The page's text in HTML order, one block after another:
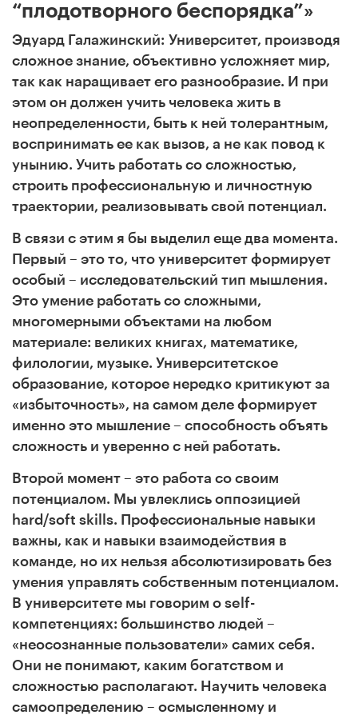
“плодотворного беспорядка”»
Эдуард Галажинский: Университет, производя
сложное знание, объективно усложняет мир,
так как наращивает его разнообразие. И при
этом он должен учить человека жить в
неопределенности, быть к ней толерантным,
воспринимать ее как вызов, а не как повод к
унынию. Учить работать со сложностью,
строить профессиональную и личностную
траектории, реализовывать свой потенциал.
В связи с этим я бы выделил еще два момента.
Первый – это то, что университет формирует
особый – исследовательский тип мышления.
Это умение работать со сложными,
многомерными объектами на любом
материале: великих книгах, математике,
филологии, музыке. Университетское
образование, которое нередко критикуют за
«избыточность», на самом деле формирует
именно это мышление – способность объять
сложность и уверенно с ней работать.
Второй момент – это работа со своим
потенциалом. Мы увлеклись оппозицией
hard/soft skills. Профессиональные навыки
важны, как и навыки взаимодействия в
команде, но их нельзя абсолютизировать без
умения управлять собственным потенциалом.
В университете мы говорим о self-
компетенциях: большинство людей –
«неосознанные пользователи» самих себя.
Они не понимают, каким богатством и
сложностью располагают. Научить человека
самоопределению – осмысленному и